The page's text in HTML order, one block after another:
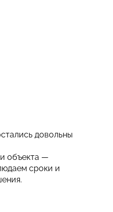
довольны
объекта —
сроки и